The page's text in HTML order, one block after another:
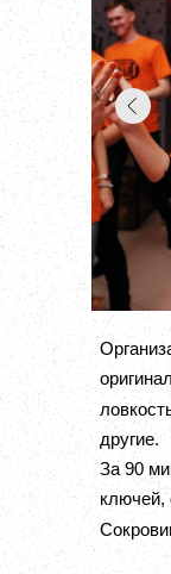
другие.
За 90
ключей,